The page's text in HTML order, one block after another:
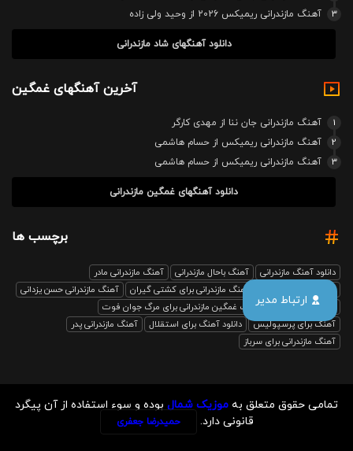
ارتباط مدیر
3
آهنگ مازندرانی ریمیکس 2026 از وحید ولی زاده
دانلود آهنگهای شاد مازندرانی
آخرین آهنگهای غمگین
1
آهنگ مازندرانی جان ننا از مهدی کارگر
2
آهنگ مازندرانی ریمیکس از حسام هاشمی
3
آهنگ مازندرانی ریمیکس از حسام هاشمی
دانلود آهنگهای غمگین مازندرانی
برچسب ها
دانلود آهنگ مازندرانی آهنگ باحال مازندرانی
آهنگ مازندرانی مادر
آهنگ مازندرانی برای کشتی گیران
آهنگ مازندرانی حسن یزدانی
بابل صدا ریمیکس
آهنگ غمگین مازندرانی برای مرگ جوان فوت
آهنگ برای پرسپولیس
دانلود آهنگ برای استقلال
آهنگ مازندرانی پدر
آهنگ مازندرانی برای سرباز
تمامی حقوق متعلق به موزیک شمال بوده و سوء استفاده از آن پیگرد
قانونی دارد.
حمیدرضا جعفری